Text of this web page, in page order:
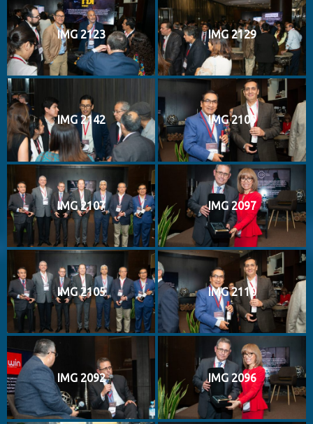
IMG 2123 IMG 2129
IMG 2142 IMG 2109
IMG 2107 IMG 2097
IMG 2105 IMG 2110
IMG 2092 IMG 2096